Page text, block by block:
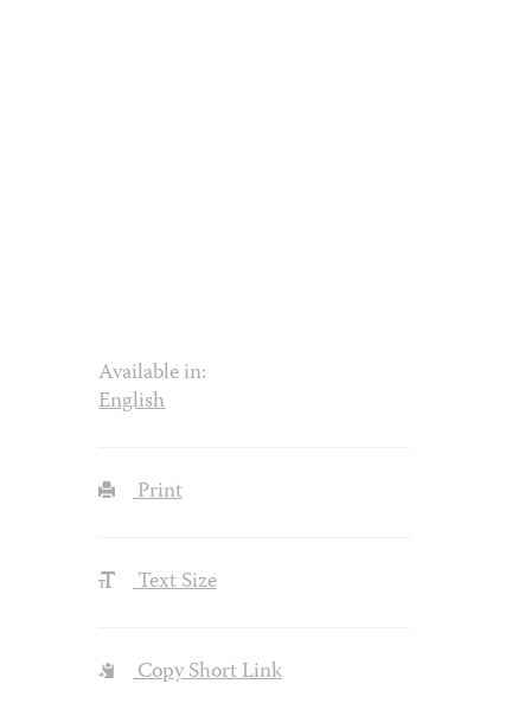
Available in:
English
Print
Text Size
Copy Short Link